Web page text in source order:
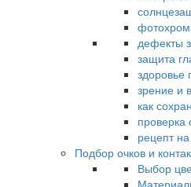
дефекты
защита
здоровье
зрение и
как
проверка
рецепт
Подбор очков и
Выбор